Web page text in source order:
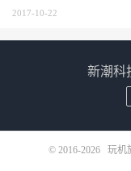
2017-10-22
新潮科
© 2016-2026 玩机